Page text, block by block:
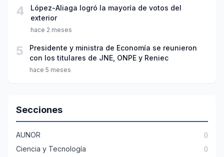
4
López-Aliaga logró la mayoría de votos del
exterior
hace 2 meses
5
Presidente y ministra de Economía se reunieron
con los titulares de JNE, ONPE y Reniec
hace 5 meses
Secciones
AUNOR ()
Ciencia y Tecnología ()